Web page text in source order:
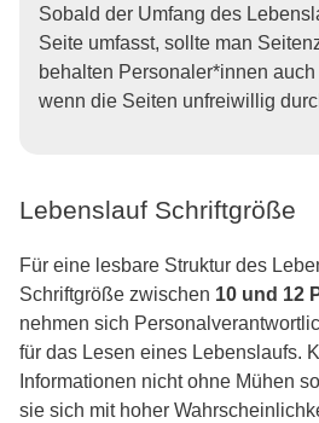
Sobald der Umfang des
Seite umfasst, sollte man
behalten Personaler*innen
wenn die Seiten unfreiwillig
Lebenslauf Schriftgröße
Für eine lesbare Struktur des
Schriftgröße zwischen 10 und 12
nehmen sich
für das Lesen eines Lebenslaufs.
Informationen nicht ohne Mühen
sie sich mit hoher